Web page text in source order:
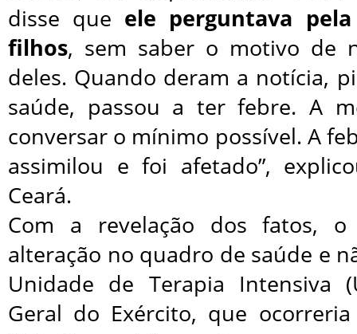
disse que ele perguntava
filhos, sem saber o motivo de
deles. Quando deram a notícia,
saúde, passou a ter febre. A
conversar o mínimo possível. A
assimilou e foi afetado”,
Ceará.
Com a revelação dos fatos, o
alteração no quadro de saúde e
Unidade de Terapia Intensiva
Geral do Exército, que